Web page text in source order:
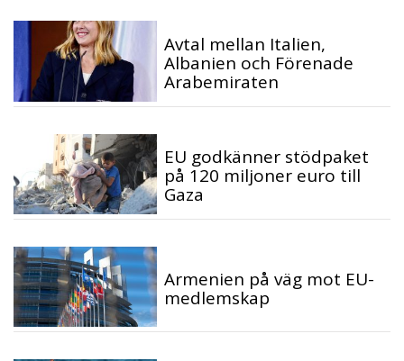
Avtal mellan Italien,
Albanien och Förenade
Arabemiraten
EU godkänner stödpaket
på 120 miljoner euro till
Gaza
Armenien på väg mot EU-
medlemskap